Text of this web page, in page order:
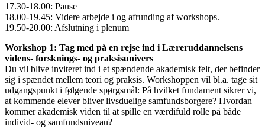
17.30-18.00: Pause
18.00-19.45: Videre arbejde i og afrunding af workshops.
19.50-20.00: Afslutning i plenum
Workshop 1: Tag med på en rejse ind i Læreruddannelsens
videns- forsknings- og praksisunivers
Du vil blive inviteret ind i et spændende akademisk felt, der befinder
sig i spændet mellem teori og praksis. Workshoppen vil bl.a. tage sit
udgangspunkt i følgende spørgsmål: På hvilket fundament sikrer vi,
at kommende elever bliver livsduelige samfundsborgere? Hvordan
kommer akademisk viden til at spille en værdifuld rolle på både
individ- og samfundsniveau?